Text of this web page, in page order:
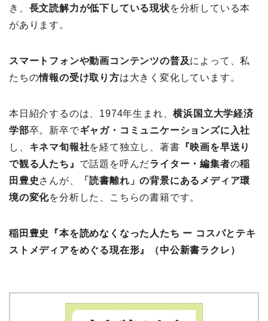
き、 長文読解力が低下している現状を分析している本
があります。
スマートフォンや動画コンテンツの普及によって、私
たちの情報の受け取り方は大きく変化しています。
本日紹介するのは、1974年生まれ、横浜国立大学経済
学部卒。新卒でギャガ・コミュニケーションズに入社
し、 キネマ旬報社を経て独立し、著書 『映画を早送り
で観る人たち』 で話題を呼んだライター・編集者の稲
田豊史 さんが、
「読書離れ」の背景にあるメディア環
境の変化を分析した、こちらの書籍です。
稲田豊史『本を読めなくなった人たち ー コスパとテキ
ストメディアをめぐる現在形』
（中公新書ラクレ）